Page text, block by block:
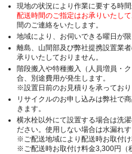
現地の状況により作業に要する時間
配送時間のご指定はお承りいたして
間のご連絡をいたします。
地域により、お伺いできる曜日が
離島、山間部及び弊社提携設置業
承りいたしておりません。
階段搬入や特種搬入（人員増員・
合、別途費用が発生します。
※設置日前のお見積りを承っており
リサイクルのお申し込みは弊社で
きます。
横水栓以外にて設置する場合は洗
ださい。使用しない場合は水漏れす
※ご配送地域により配送時お取付け
※ご配送時お取付け料金3,300円（